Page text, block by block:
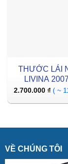
THƯỚC LÁI
LIVINA
2.700.000 ₫ ( ~
VỀ CHÚNG TÔI